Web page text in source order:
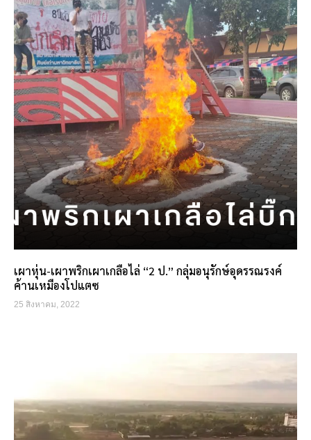
เผาหุ่น-เผาพริกเผาเกลือไล่ “2 ป.” กลุ่มอนุรักษ์อุดรรณรงค์
ค้านเหมืองโปแตซ
25 สิงหาคม, 2022